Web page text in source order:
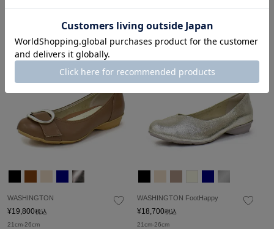
WASHINGTON
¥19,800税込
21cm-26cm
WASHINGTON FootHappy
¥18,700税込
21cm-26cm